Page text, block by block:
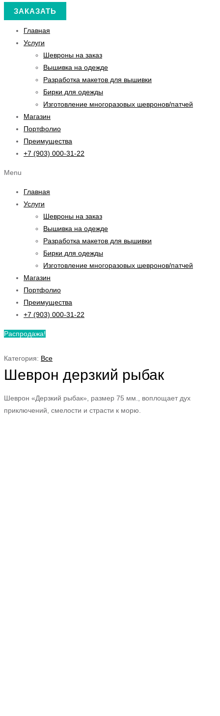
ЗАКАЗАТЬ
Главная
Услуги
Шевроны на заказ
Вышивка на одежде
Разработка макетов для вышивки
Бирки для одежды
Изготовление многоразовых шевронов/патчей
Магазин
Портфолио
Преимущества
+7 (903) 000-31-22
Menu
Главная
Услуги
Шевроны на заказ
Вышивка на одежде
Разработка макетов для вышивки
Бирки для одежды
Изготовление многоразовых шевронов/патчей
Магазин
Портфолио
Преимущества
+7 (903) 000-31-22
Распродажа!
Категория: Все
Шеврон дерзкий рыбак
Шеврон «Дерзкий рыбак», размер 75 мм., воплощает дух
приключений, смелости и страсти к морю.